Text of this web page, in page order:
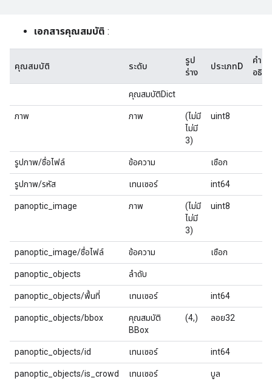
เอกสารคุณสมบัติ :
คุณสมบัติ ระดับ
รูป
ร่าง
ประเภทD
คำ
อธิบ
คุณสมบัติDict
ภาพ ภาพ
(ไม่มี
ไม่มี
3)
uint8
รูปภาพ/ชื่อไฟล์ ข้อความ เชือก
รูปภาพ/รหัส เทนเซอร์ int64
panoptic_image ภาพ
(ไม่มี
ไม่มี
3)
uint8
panoptic_image/ชื่อไฟล์ ข้อความ เชือก
panoptic_objects ลำดับ
panoptic_objects/พื้นที่ เทนเซอร์ int64
panoptic_objects/bbox
คุณสมบัติ
BBox
(4,) ลอย32
panoptic_objects/id เทนเซอร์ int64
panoptic_objects/is_crowd เทนเซอร์ บูล